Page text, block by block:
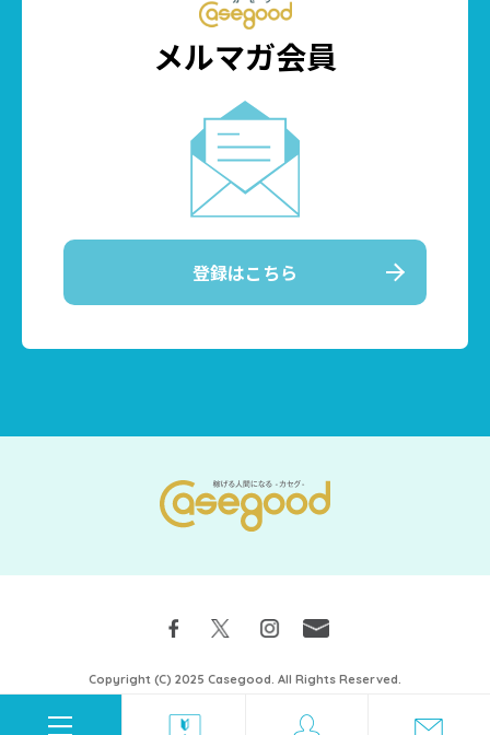
メルマガ会員
登録はこちら
Copyright (C) 2025 Casegood. All Rights Reserved.